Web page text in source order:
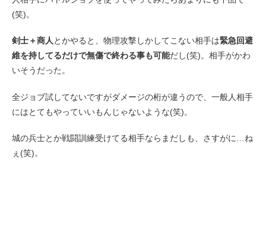
(笑)。
剣士＋商人 とかやると、物理攻撃しかしてこない相手は緊急回避
維を持してるだけで無傷で終わる事も可能だし(笑)。相手がかわ
いそうだった。
全ジョブ試してないですがダメージの桁が違うので、一般人相手
にはとてもやっていいもんじゃないような(笑)。
城の兵士とか戦闘訓練受けてる相手ならまだしも、さすがに…ね
ぇ(笑)。